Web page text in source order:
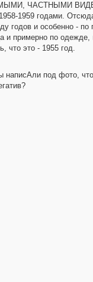
ЧАСТНЫМИ
1959 годами.
годов и особенно - по
примерно по одежде,
что это - 1955 год.
написАли под фото,